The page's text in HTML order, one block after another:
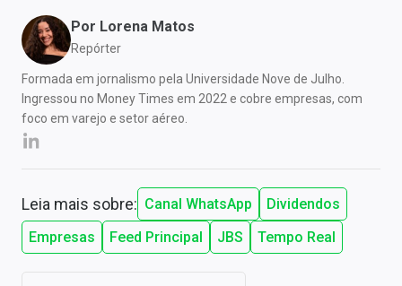
Por Lorena Matos
Repórter
Formada em jornalismo pela Universidade Nove de Julho.
Ingressou no Money Times em 2022 e cobre empresas, com
foco em varejo e setor aéreo.
Leia mais sobre: Canal WhatsApp
Dividendos
Empresas
Feed Principal JBS Tempo Real